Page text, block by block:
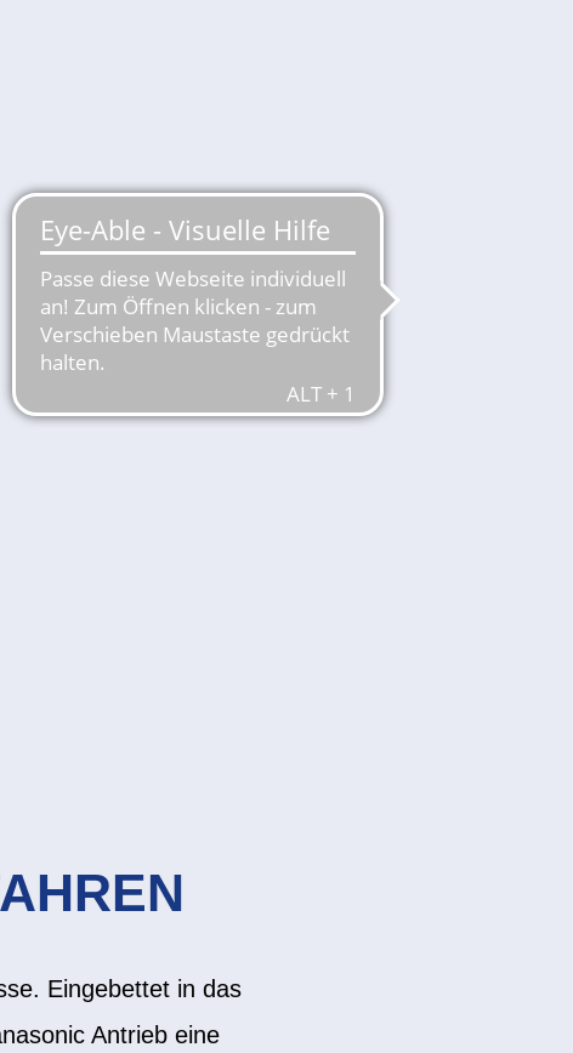
Eingebettet in das
Antrieb eine